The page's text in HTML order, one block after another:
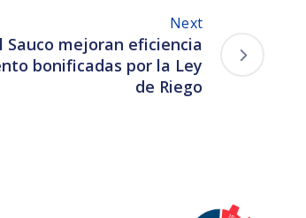
Next
Sauco mejoran eficiencia
bonificadas por la Ley
de Riego